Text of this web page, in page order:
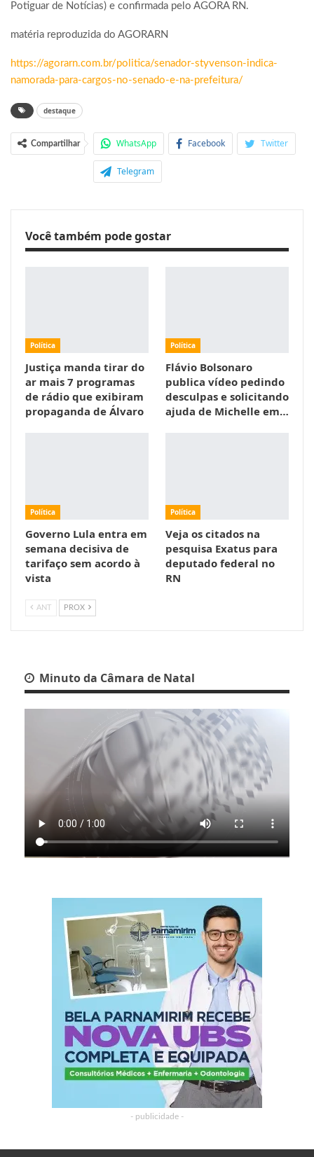
Potiguar de Notícias) e confirmada pelo AGORA RN.
matéria reproduzida do AGORARN
https://agorarn.com.br/politica/senador-styvenson-indica-
namorada-para-cargos-no-senado-e-na-prefeitura/
destaque
Compartilhar WhatsApp Facebook Twitter
Telegram
Você também pode gostar
Política
Justiça manda tirar do
ar mais 7 programas
de rádio que exibiram
propaganda de Álvaro
Política
Flávio Bolsonaro
publica vídeo pedindo
desculpas e solicitando
ajuda de Michelle em…
Política
Governo Lula entra em
semana decisiva de
tarifaço sem acordo à
vista
Política
Veja os citados na
pesquisa Exatus para
deputado federal no
RN
ANT PROX
Minuto da Câmara de Natal
- publicidade -